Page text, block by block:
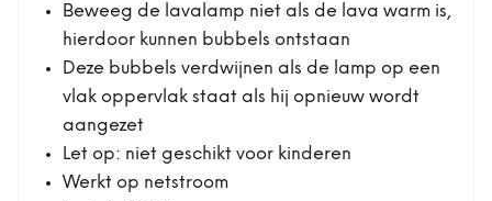
Beweeg de lavalamp niet als de lava warm is,
hierdoor kunnen bubbels ontstaan
Deze bubbels verdwijnen als de lamp op een
vlak oppervlak staat als hij opnieuw wordt
aangezet
Let op: niet geschikt voor kinderen
Werkt op netstroom